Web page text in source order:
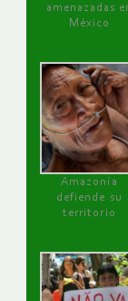
amenazadas
México
Amazonía
defiende su
territorio